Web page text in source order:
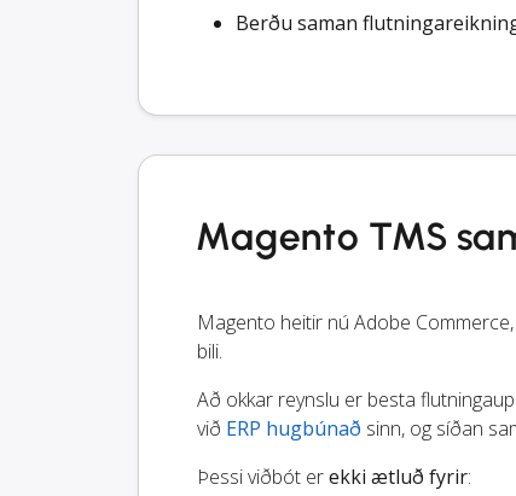
Berðu saman
Magento TMS
Magento heitir nú Adobe
bili.
Að okkar reynslu er besta
við ERP hugbúnað sinn, og síðan
Þessi viðbót erekki ætluð fyrir: